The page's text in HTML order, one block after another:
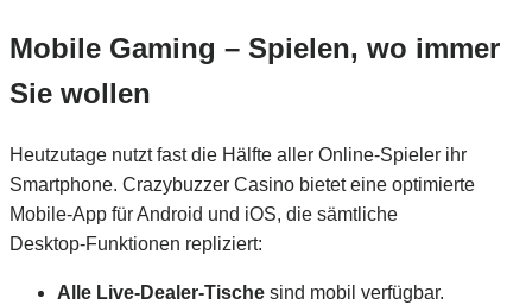
Mobile Gaming – Spielen, wo immer
Sie wollen
Heutzutage nutzt fast die Hälfte aller Online‑Spieler ihr
Smartphone. Crazybuzzer Casino bietet eine optimierte
Mobile‑App für Android und iOS, die sämtliche
Desktop‑Funktionen repliziert:
Alle Live‑Dealer‑Tische sind mobil verfügbar.